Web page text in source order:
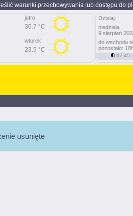
warunki przechowywania lub dostępu do
jutro
30.7 °C
wtorek
23.5 °C
Dzisiaj:
niedziela
9 sierpień
do wschodu
pozostało:
usunięte